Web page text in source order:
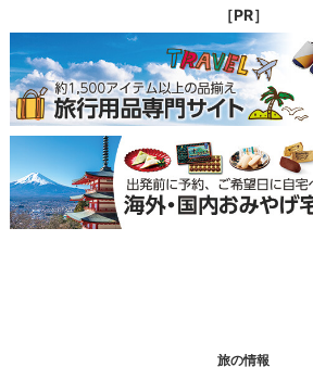
［PR］
旅の情報